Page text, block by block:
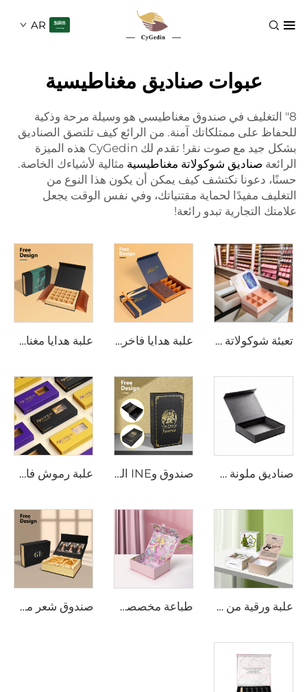
صناديق مغناطيسية
في صندوق مغناطيسي هو وسيلة مرحة وذكية
ممتلكاتك آمنة. من الرائع كيف تلتصق الصناديق
بشكل جيد مع صوت نقر! تقدم لك CyGedin هذه الميزة
شوكولاتة مغناطيسيةمثالية لأشياءك الخاصة.
نكتشف كيف يمكن أن يكون هذا النوع من
لحماية مقتنياتك، وفي نفس الوقت يجعل
تبدو رائعة!
تعبئة شوكولاتة مخصصة بشعار مغلف مغناطيسي مع صينية إدراج مقوّاة طباعة نافرة ورقة مطلية لطلب Bulk علبة هدايا فاخرة للشوكولاتة بإغلاق مغناطيسي قابل للتخصيص مع رابطة حريرية ورق شمع الشوكولاتة علبة هدايا مغناطيسية تحتوي على 20 قطعة شوكولاتة بلون مخصص لليوم Valentine's Day الترويجي
صناديق ملونة حسب الطلب مع غطاء مغناطيسي تغليف صندوق هدايا ورقي إغلاق مغناطيسي Caja De Con Iman من الكرتون الصلب صندوق تجميلي صندوق وINE الفاخر المغناطيسي المخصص بشعار حجم صلب من الورق المقوى إغلاق مغناطيسي مع إدراج لتعبئة الويسكي والشامبين علبة رموش فارغة فريدة مع شعار مخصص تغليف رفاهي للرموش الاصطناعية علبة ورقية مغناطيسية مع نافذة PVC
علبة ورقية من الكرتون الصلب مع تغليف مغناطيسي علبة هدايا لألعاب / دمى محبوكة / عرض يدوي DIY طباعة مخصصة بالذهب الورقي على صندوق ورقي مغناطيسي صندوق تغليف كرتوني للهدايا التجميلية صندوق شعر مستعار فاخر بشعار مخصص حجم تمديد الشعر عبوة كرتونية مغناطيسية هدية مع شريط إغلاق مغناطيسي